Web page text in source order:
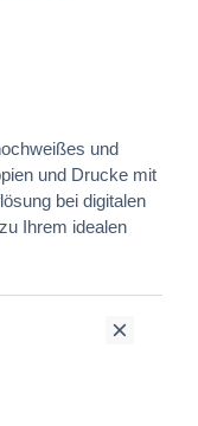
und
und Drucke mit
bei digitalen
Ihrem idealen